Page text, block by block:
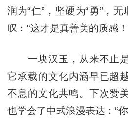
润为“仁”，坚硬为“勇”，
叹：“这才是真善美的质感！
一块汉玉，从来不止是
它承载的文化内涵早已超
不息的文化共鸣。下次赞
也学会了中式浪漫表达：“